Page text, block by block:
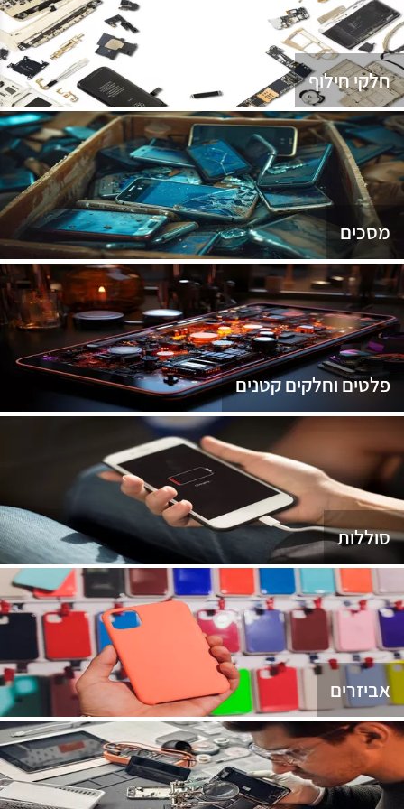
חלקי חילוף
מסכים
פלטים וחלקים קטנים
סוללות
אביזרים